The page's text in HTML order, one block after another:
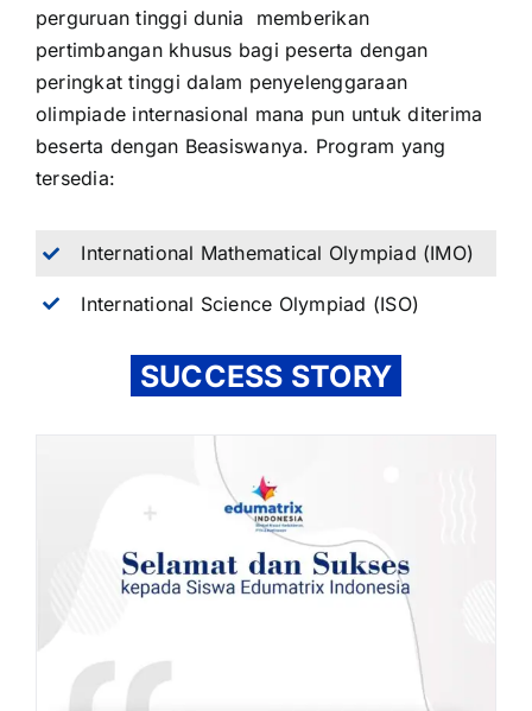
perguruan tinggi dunia memberikan
pertimbangan khusus bagi peserta dengan
peringkat tinggi dalam penyelenggaraan
olimpiade internasional mana pun untuk diterima
beserta dengan Beasiswanya. Program yang
tersedia:
International Mathematical Olympiad (IMO)
International Science Olympiad (ISO)
SUCCESS STORY